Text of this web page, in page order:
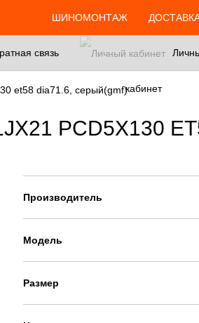
ШИНОМОНТАЖ
связь
кабинет
et58 dia71.6, серый(gmf)
PCD5X130
Производитель
Модель
Размер